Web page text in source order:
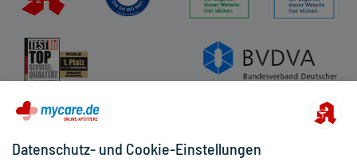
Datenschutz- und Cookie-Einstellungen